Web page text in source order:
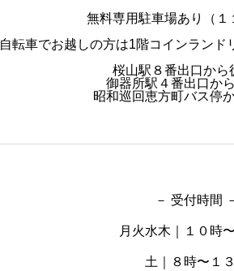
無料専用駐車場あり（１
自転車でお越しの方は1階コインランド
桜山駅８番出口から
御器所駅４番出口か
昭和巡回恵方町バス停
－ 受付時間
月火水木｜１０時
土｜８時〜１